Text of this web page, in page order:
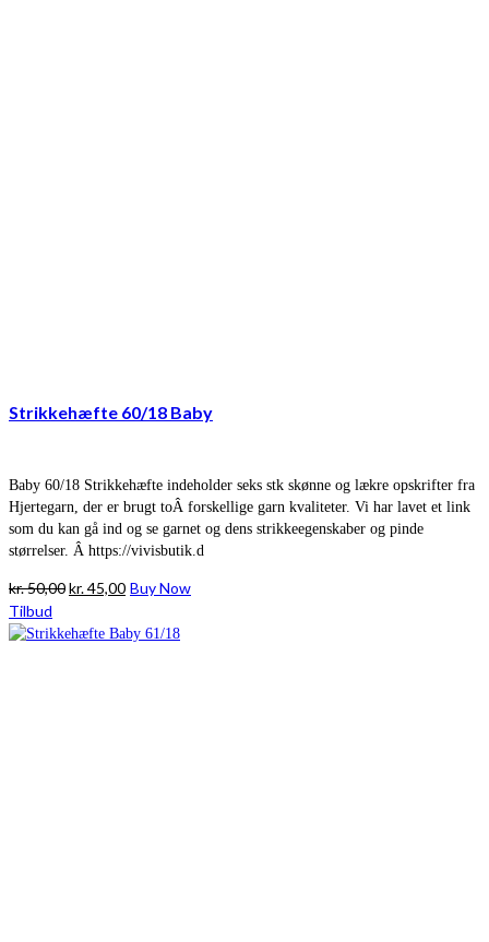
Strikkehæfte 60/18 Baby
Baby 60/18 Strikkehæfte indeholder seks stk skønne og lækre opskrifter fra
Hjertegarn, der er brugt toÂ forskellige garn kvaliteter. Vi har lavet et link
som du kan gå ind og se garnet og dens strikkeegenskaber og pinde
størrelser. Â https://vivisbutik.d
kr.50,00Den
pris
kr.45,00Den
pris
Buy Now
Tilbud